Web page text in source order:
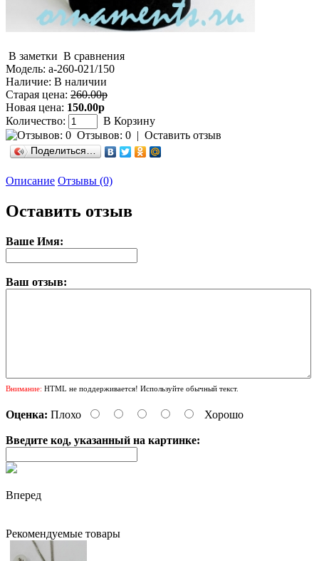
В заметки В сравнения
Модель: а-260-021/150
Наличие: В наличии
Старая цена: 260.00р
Новая цена: 150.00р
Количество:
В Корзину
Отзывов: 0 | Оставить отзыв
Поделиться…
Описание Отзывы (0)
Оставить отзыв
Ваше Имя:
Ваш отзыв:
Внимание: HTML не поддерживается! Используйте обычный текст.
Оценка: Плохо Хорошо
Введите код, указанный на картинке:
Вперед
Рекомендуемые товары